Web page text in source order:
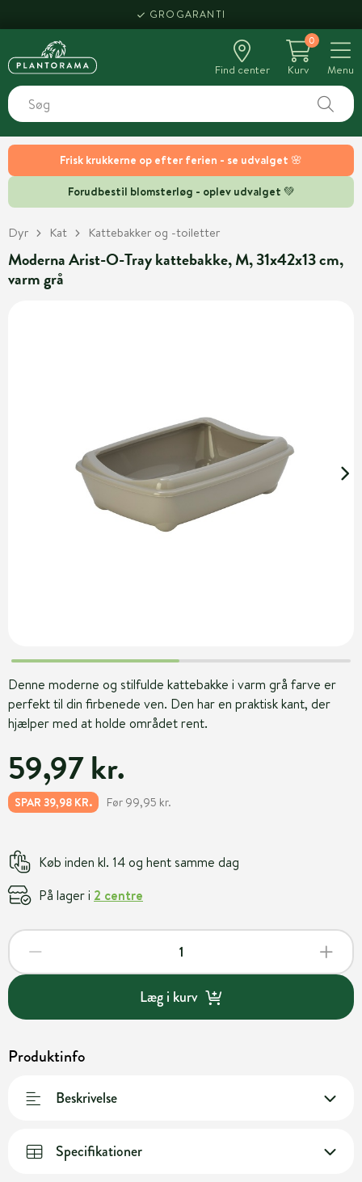
Frisk krukkerne op efter ferien - se udvalget 🌸
Forudbestil blomsterløg - oplev udvalget 💚
GROGARANTI
Find center
0
Kurv
Menu
Dyr Kat Kattebakker og -toiletter
Moderna Arist-O-Tray kattebakke, M, 31x42x13 cm,
varm grå
Denne moderne og stilfulde kattebakke i varm grå farve er
perfekt til din firbenede ven. Den har en praktisk kant, der
hjælper med at holde området rent.
59,97 kr.
SPAR 39,98 KR. Før 99,95 kr.
Køb inden kl. 14 og hent samme dag
På lager i 2 centre
Læg i kurv
Produktinfo
Beskrivelse
Specifikationer